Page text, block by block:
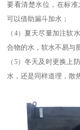
要看清楚水位，在标准
可以借助漏斗加水；
（4）夏天尽量加注软
合物的水，软水不易与
（5）冬天及时更换上
水，还是同样道理，散